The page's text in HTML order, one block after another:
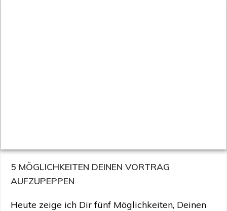
5 MÖGLICHKEITEN DEINEN VORTRAG
AUFZUPEPPEN
Heute zeige ich Dir fünf Möglichkeiten, Deinen